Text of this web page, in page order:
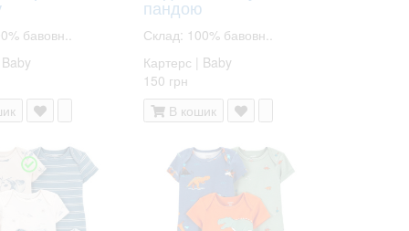
бавовн..
пандою
Склад: 100% бавовн..
Картерс | Baby
150 грн
В кошик